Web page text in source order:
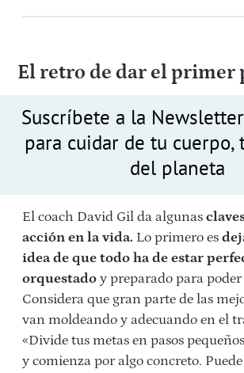
El retro de dar el primer
Suscríbete a la
para cuidar de tu cuerpo,
del planeta
El coach David Gil da algunas
acción en la vida. Lo primero es
idea de que todo ha de estar
orquestado y preparado para
Considera que gran parte de las
van moldeando y adecuando en el
«Divide tus metas en pasos
y comienza por algo concreto.